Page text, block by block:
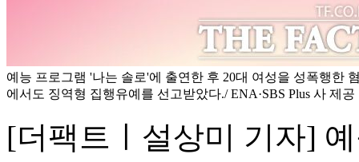
예능 프로그램 '나는 솔로'에 출연한 후 20대 여성을 성폭행한
에서도 징역형 집행유예를 선고받았다./ ENA·SBS Plus 사 제공
[더팩트ㅣ설상미 기자]